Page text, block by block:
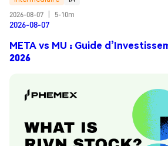
2026-08-07
5-10m
2026-08-07
META vs MU : Guide
2026